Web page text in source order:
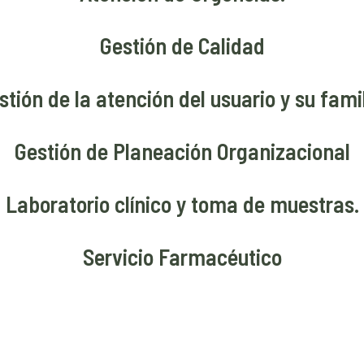
Gestión de Calidad
de la atención del usuario y su
Gestión de Planeación Organizacional
Laboratorio clínico y toma de muestras.
Servicio Farmacéutico